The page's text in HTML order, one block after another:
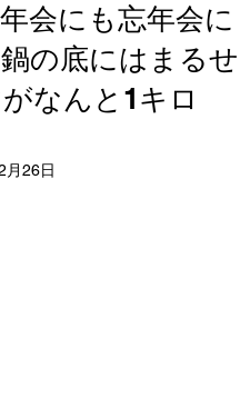
会にも忘年会に
の底にはまるせ
なんと1キロ
月26日